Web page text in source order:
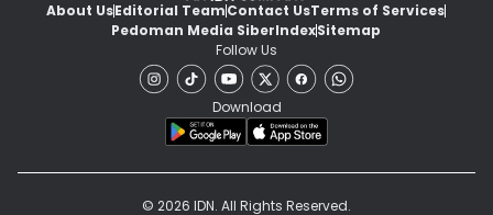
About UsEditorial TeamContact UsTerms of Services
Pedoman Media SiberIndexSitemap
Follow Us
Download
© 2026 IDN. All Rights Reserved.